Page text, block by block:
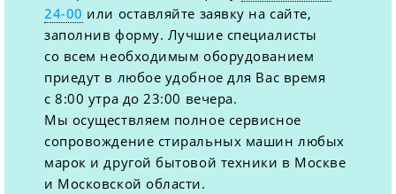
24-00 или оставляйте заявку на сайте,
заполнив форму. Лучшие специалисты
со всем необходимым оборудованием
приедут в любое удобное для Вас время
с 8:00 утра до 23:00 вечера.
Мы осуществляем полное сервисное
сопровождение стиральных машин любых
марок и другой бытовой техники в Москве
и Московской области.